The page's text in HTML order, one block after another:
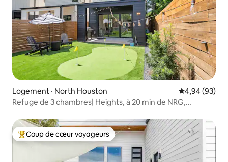
Logement · North Houston Note
4,94 (93)
Refuge de 3 chambres| Heights, à 20 min de NRG,
Coup de cœur voyageurs parmi les plus aimés
Coup de cœur voyageurs